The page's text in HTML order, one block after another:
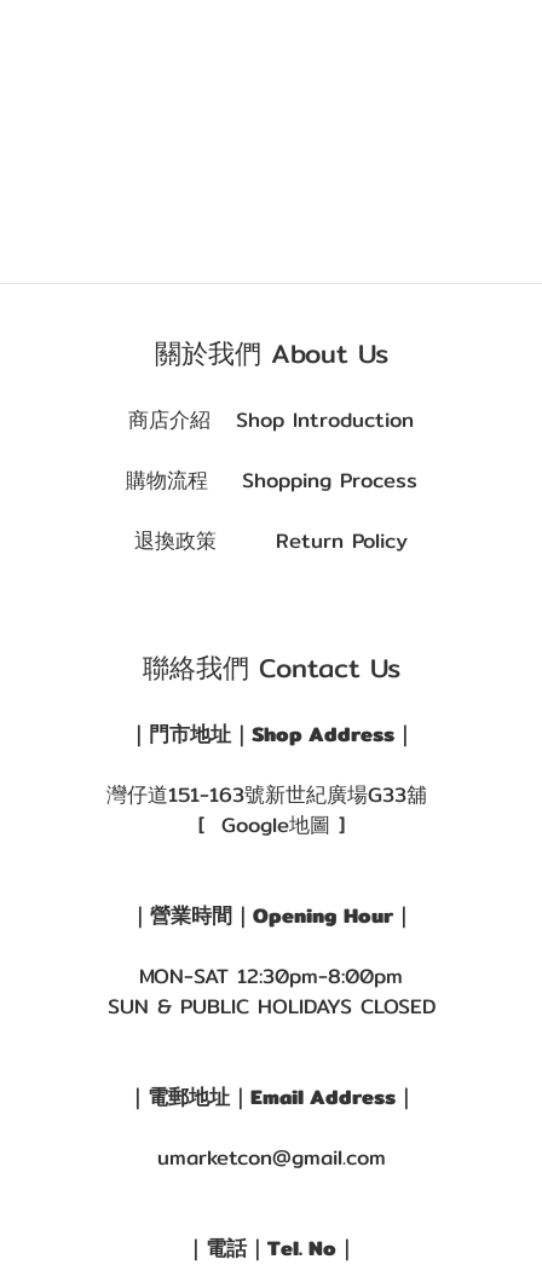
關於我們 About Us
商店介紹 Shop Introduction
購物流程 Shopping Process
退換政策 Return Policy
聯絡我們 Contact Us
｜門市地址｜Shop Address｜
灣仔道151-163號新世紀廣場G33舖
[ Google地圖 ]
｜營業時間｜Opening Hour｜
MON-SAT 12:30pm-8:00pm
SUN & PUBLIC HOLIDAYS CLOSED
｜電郵地址｜Email Address｜
umarketcon@gmail.com
｜電話｜Tel. No｜